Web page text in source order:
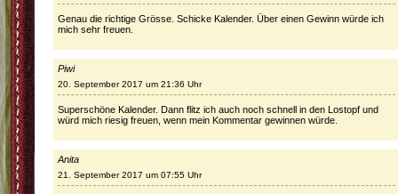
Genau die richtige Grösse. Schicke Kalender. Über einen Gewinn würde ich
mich sehr freuen.
Piwi
20. September 2017 um 21:36 Uhr
Superschöne Kalender. Dann flitz ich auch noch schnell in den Lostopf und
würd mich riesig freuen, wenn mein Kommentar gewinnen würde.
Anita
21. September 2017 um 07:55 Uhr